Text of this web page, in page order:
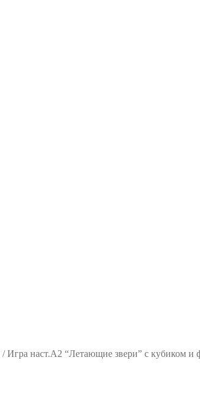
/Игра наст.А2 “Летающие звери” с кубиком и